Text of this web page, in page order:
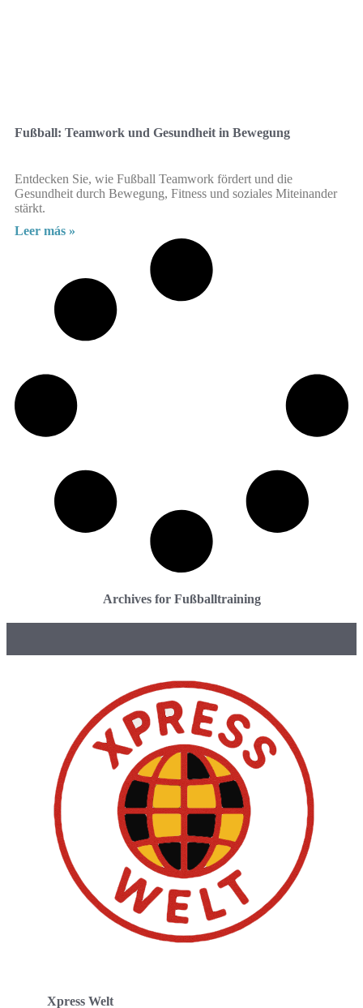
Fußball: Teamwork und Gesundheit in Bewegung
Entdecken Sie, wie Fußball Teamwork fördert und die
Gesundheit durch Bewegung, Fitness und soziales Miteinander
stärkt.
Leer más »
Archives for Fußballtraining
Xpress Welt